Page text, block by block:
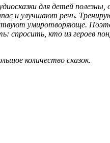
для детей
и улучшают речь.
умиротворяюще.
спросить, кто из героев
количество сказок.